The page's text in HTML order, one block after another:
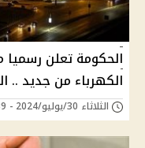
الحكومة تعلن
الكهرباء من جديد ..
الثلاثاء 30/يوليو/2024 - 09:39 م